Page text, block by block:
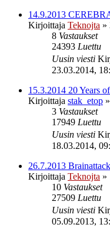
14.9.2013
Kirjoittaja Teknojta »
8 Vastaukset
24393 Luettu
Uusin viesti
23.03.2014,
15.3.2014 20 Years
Kirjoittaja stak_etop »
3 Vastaukset
17949 Luettu
Uusin viesti
18.03.2014,
26.7.2013
Kirjoittaja Teknojta »
10 Vastaukset
27509 Luettu
Uusin viesti
05.09.2013,